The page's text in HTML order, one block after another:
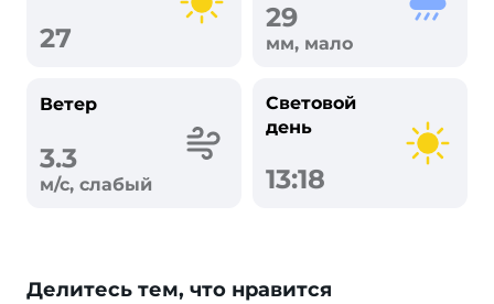
27
29
мм, мало
Ветер
3.3
м/с, слабый
Световой
день
13:18
Делитесь тем, что нравится